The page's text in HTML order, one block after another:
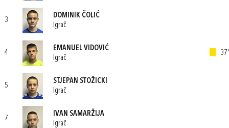
3
DOMINIK ČOLIĆ
Igrač
4
EMANUEL VIDOVIĆ
Igrač
37'
5
STJEPAN STOŽICKI
Igrač
7
IVAN SAMARŽIJA
Igrač